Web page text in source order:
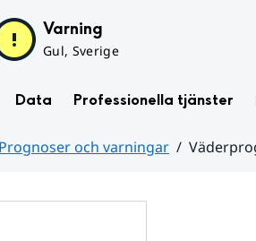
Varning
Gul, Sverige
Data Professionella tjänster
Prognoser och varningar
för
varningar